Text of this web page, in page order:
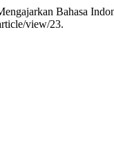
Bahasa
view/23.